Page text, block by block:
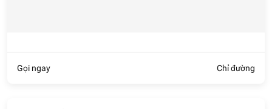
Gọi ngay Chỉ đường